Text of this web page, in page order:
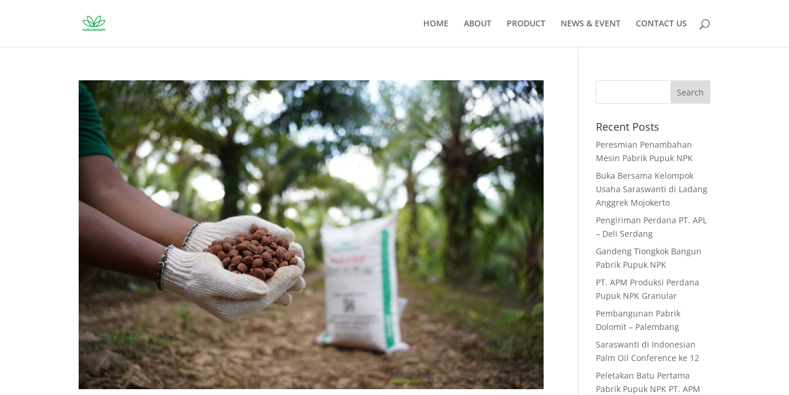
HOME ABOUT PRODUCT NEWS & EVENT CONTACT US
Recent Posts
Peresmian Penambahan
Mesin Pabrik Pupuk NPK
Buka Bersama Kelompok
Usaha Saraswanti di Ladang
Anggrek Mojokerto
Pengiriman Perdana PT. APL
– Deli Serdang
Gandeng Tiongkok Bangun
Pabrik Pupuk NPK
PT. APM Produksi Perdana
Pupuk NPK Granular
Pembangunan Pabrik
Dolomit – Palembang
Saraswanti di Indonesian
Palm Oil Conference ke 12
Peletakan Batu Pertama
Pabrik Pupuk NPK PT. APM